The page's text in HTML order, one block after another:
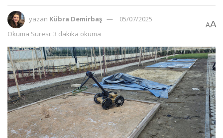
yazan Kübra Demirbaş
05/07/2025
Okuma Süresi: 3 dakika okuma
AA